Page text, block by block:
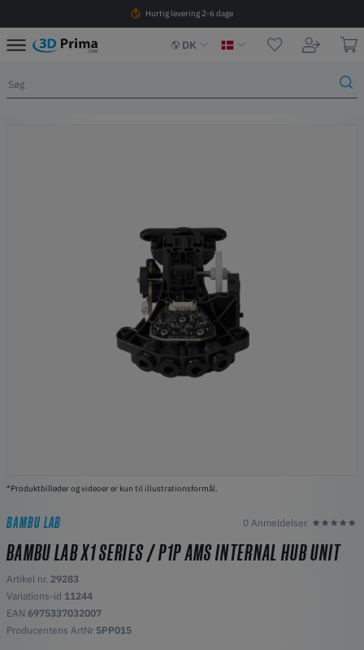
Hurtig levering 2-6 dage
DK
*Produktbilleder og videoer er kun til illustrationsformål.
BAMBU LAB 0 Anmeldelser
BAMBU LAB X1 SERIES / P1P AMS INTERNAL HUB UNIT
Artikel nr. 29283
Variations-id 11244
EAN 6975337032007
Producentens ArtNr SPP015